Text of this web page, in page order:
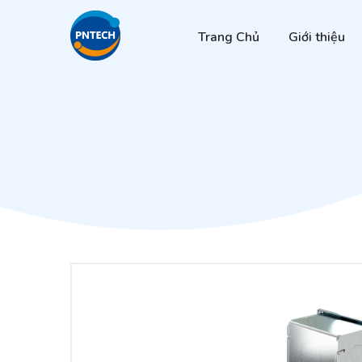
Trang Chủ Giới thiệu